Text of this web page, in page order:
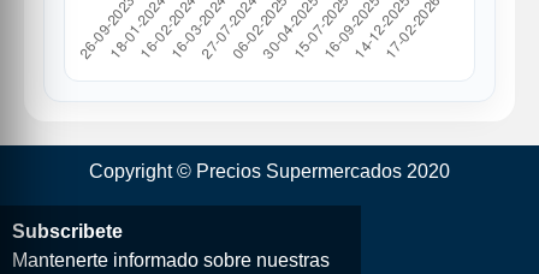
Copyright © Precios Supermercados 2020
Subscribete
Mantenerte informado sobre nuestras